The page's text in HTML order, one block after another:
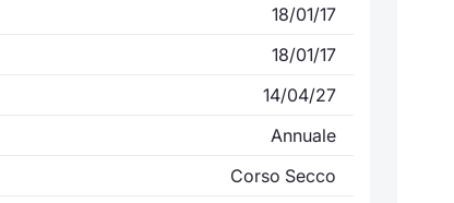
18/01/17
18/01/17
14/04/27
Annuale
Corso Secco